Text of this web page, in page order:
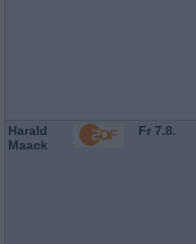
Harald
Maack
Fr 7.8.